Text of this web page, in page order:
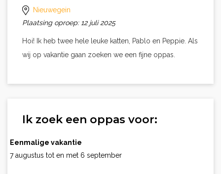
Nieuwegein
Plaatsing oproep: 12 juli 2025
Hoi! Ik heb twee hele leuke katten, Pablo en Peppie. Als
wij op vakantie gaan zoeken we een fijne oppas.
Ik zoek een oppas voor:
Eenmalige vakantie
7 augustus tot en met 6 september